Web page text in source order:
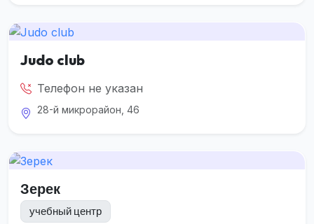
Judo club
Телефон не указан
28-й микрорайон, 46
Зерек
учебный центр